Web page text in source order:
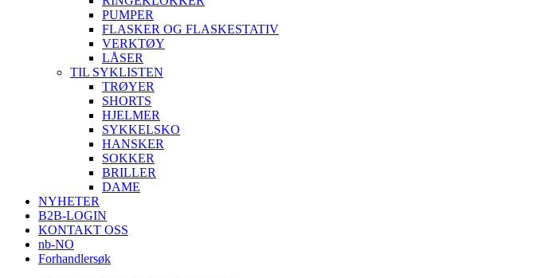
PUMPER
FLASKER OG FLASKESTATIV
VERKTØY
LÅSER
TIL SYKLISTEN
TRØYER
SHORTS
HJELMER
SYKKELSKO
HANSKER
SOKKER
BRILLER
DAME
NYHETER
B2B-LOGIN
KONTAKT OSS
nb-NO
Forhandlersøk